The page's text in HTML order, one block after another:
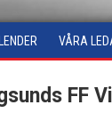
VÅRA
FF